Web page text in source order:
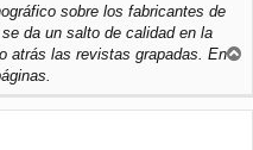
sobre los fabricantes de
da un salto de calidad en la
atrás las revistas grapadas. En
i